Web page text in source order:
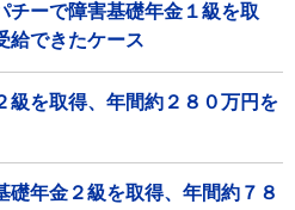
チーで障害基礎年金１級を取
給できたケース
級を取得、年間約２８０万円を
礎年金２級を取得、年間約７８